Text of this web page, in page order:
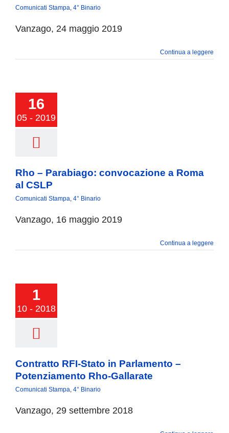
Comunicati Stampa, 4° Binario
Vanzago, 24 maggio 2019
Continua a leggere
16
05 - 2019
Rho – Parabiago: convocazione a Roma
al CSLP
Comunicati Stampa, 4° Binario
Vanzago, 16 maggio 2019
Continua a leggere
1
10 - 2018
Contratto RFI-Stato in Parlamento –
Potenziamento Rho-Gallarate
Comunicati Stampa, 4° Binario
Vanzago, 29 settembre 2018